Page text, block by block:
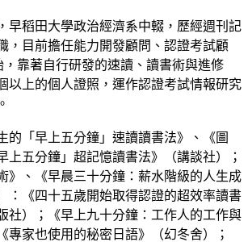
早稻田大學政治經濟系中輟，歷經週刊記
，目前擔任能力開發顧問、認證考試顧
靠著自行研發的速讀、讀書術與進修
以上的個人證照，運作認證考試情報研究
的「早上五分鐘」速讀讀書法》、《圖
五分鐘」超記憶讀書法》（講談社）；
》、《早晨三十分鐘：薪水階級的人生成
：《四十五歲開始取得認證的超效率讀書
社）；《早上九十分鐘：工作人的工作與
專家也使用的秘密日語》（幻冬舍）；